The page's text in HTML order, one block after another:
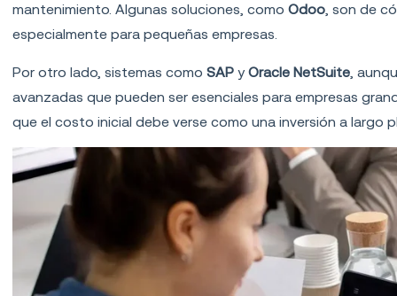
mantenimiento. Algunas soluciones, comoOdoo , son de
especialmente para pequeñas empresas.
Por otro lado, sistemas comoSAPyOracle NetSuite ,
avanzadas que pueden ser esenciales para empresas
que el costo inicial debe verse como una inversión a largo